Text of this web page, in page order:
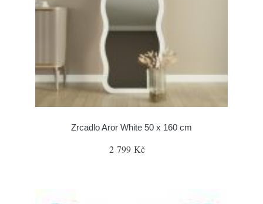
Zrcadlo Aror White 50 x 160 cm
2 799 Kč